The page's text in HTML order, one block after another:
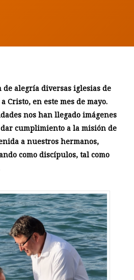
alegría diversas iglesias de
Cristo, en este mes de mayo.
nos han llegado imágenes
cumplimiento a la misión de
a nuestros hermanos,
como discípulos, tal como